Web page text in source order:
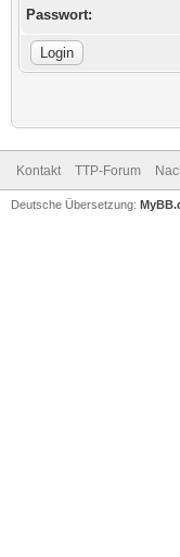
Passwort:
Kontakt TTP-Forum
Deutsche Übersetzung: